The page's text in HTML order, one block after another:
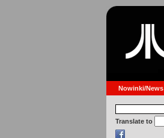
Nowinki/News
Translate to